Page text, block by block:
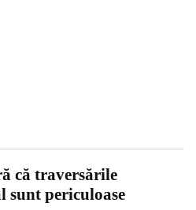
că traversările
sunt periculoase